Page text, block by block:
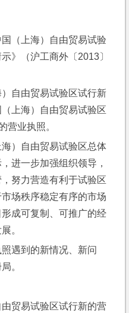
（上海）自由贸易试验
》（沪工商外〔2013〕
自由贸易试验区试行新
上海）自由贸易试验区
营业执照。
）自由贸易试验区总体
进一步加强组织领导，
努力营造有利于试验区
场秩序稳定有序的市场
成可复制、可推广的经
。
遇到的新情况、新问
。
贸易试验区试行新的营